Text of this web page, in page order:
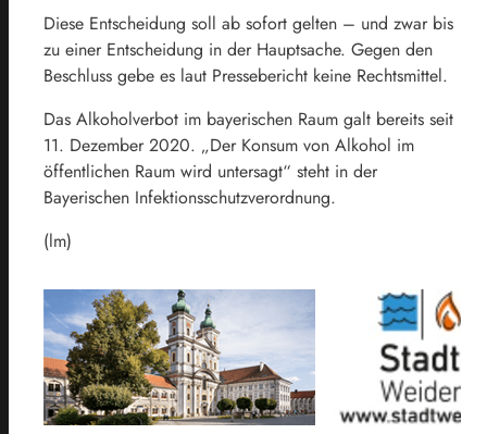
Diese Entscheidung soll ab sofort gelten – und zwar bis
zu einer Entscheidung in der Hauptsache. Gegen den
Beschluss gebe es laut Pressebericht keine Rechtsmittel.
Das Alkoholverbot im bayerischen Raum galt bereits seit
11. Dezember 2020. „Der Konsum von Alkohol im
öffentlichen Raum wird untersagt“ steht in der
Bayerischen Infektionsschutzverordnung.
(lm)